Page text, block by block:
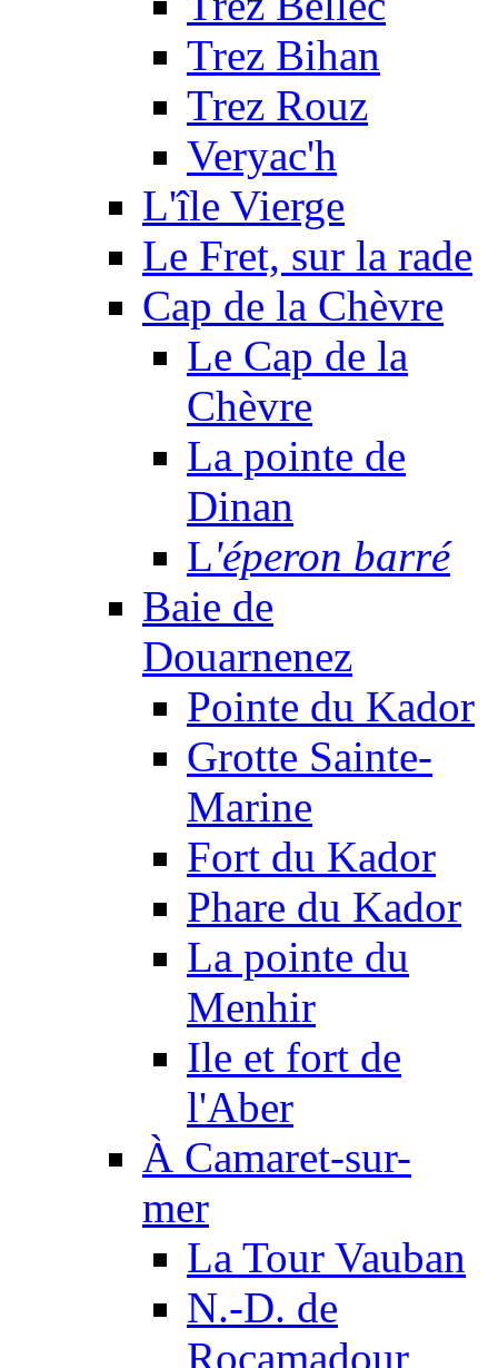
Trez Bihan
Trez Rouz
Veryac'h
L'île Vierge
Le Fret, sur la rade
Cap de la Chèvre
Le Cap de la
Chèvre
La pointe de
Dinan
L'éperon barré
Baie de
Douarnenez
Pointe du Kador
Grotte Sainte-
Marine
Fort du Kador
Phare du Kador
La pointe du
Menhir
Ile et fort de
l'Aber
À Camaret-sur-
mer
La Tour Vauban
N.-D. de
Rocamadour